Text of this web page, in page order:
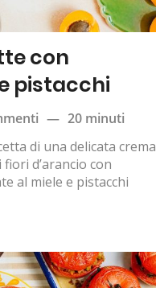
con
pistacchi
— 20 minuti
di una delicata crema
d’arancio con
al miele e pistacchi